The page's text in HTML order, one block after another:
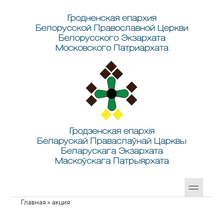
Гродненская епархия
Белорусской Православной Церкви
Белорусского Экзархата
Московского Патриархата
Гродзенская епархія
Беларускай Праваслаўнай Царквы
Беларускага Экзархата
Маскоўскага Патрыярхата
Главная » акция